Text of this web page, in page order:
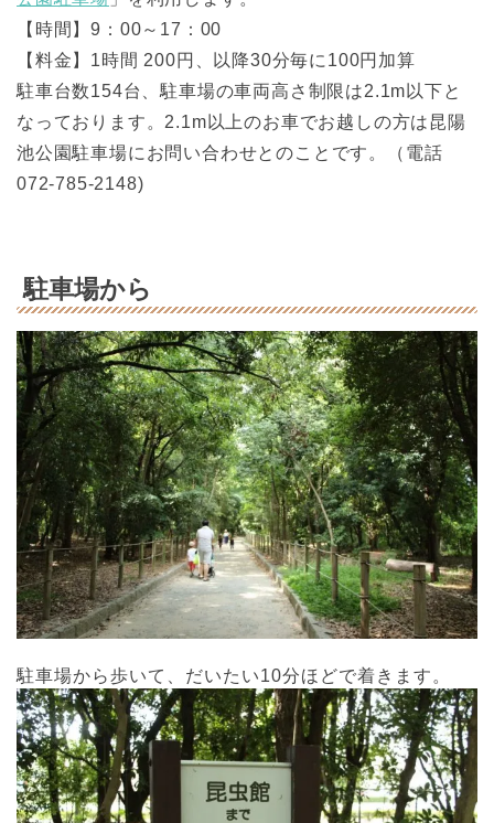
【時間】9：00～17：00
【料金】1時間 200円、以降30分毎に100円加算
駐車台数154台、駐車場の車両高さ制限は2.1m以下と
なっております。2.1m以上のお車でお越しの方は昆陽
池公園駐車場にお問い合わせとのことです。（電話
072-785-2148)
駐車場から
駐車場から歩いて、だいたい10分ほどで着きます。